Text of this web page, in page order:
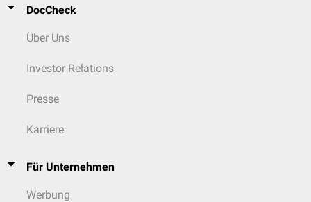
DocCheck
Über Uns
Investor Relations
Presse
Karriere
Für Unternehmen
Werbung